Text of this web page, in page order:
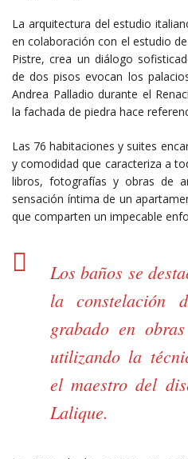
La arquitectura del estudio
en colaboración con el estudio
Pistre, crea un diálogo
de dos pisos evocan los
Andrea Palladio durante el
la fachada de piedra hace
Las 76 habitaciones y suites
y comodidad que caracteriza a
libros, fotografías y obras de
sensación íntima de un
que comparten un impecable
Los baños se
la constelación
grabado en
utilizando la
el maestro del
Lalique.